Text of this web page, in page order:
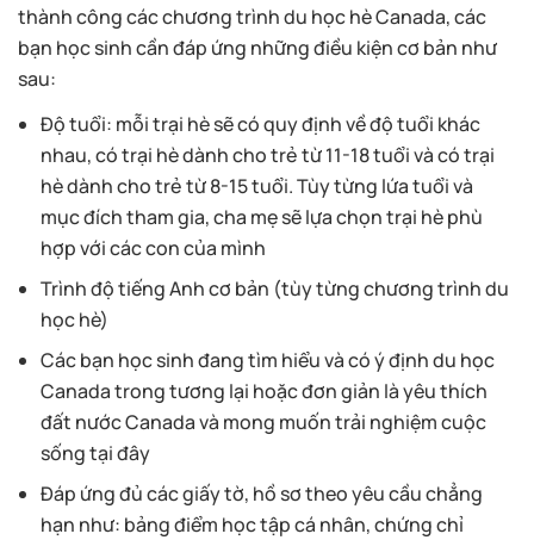
thành công các chương trình du học hè Canada, các
bạn học sinh cần đáp ứng những điều kiện cơ bản như
sau:
Độ tuổi: mỗi trại hè sẽ có quy định về độ tuổi khác
nhau, có trại hè dành cho trẻ từ 11-18 tuổi và có trại
hè dành cho trẻ từ 8-15 tuổi. Tùy từng lứa tuổi và
mục đích tham gia, cha mẹ sẽ lựa chọn trại hè phù
hợp với các con của mình
Trình độ tiếng Anh cơ bản (tùy từng chương trình du
học hè)
Các bạn học sinh đang tìm hiểu và có ý định du học
Canada trong tương lại hoặc đơn giản là yêu thích
đất nước Canada và mong muốn trải nghiệm cuộc
sống tại đây
Đáp ứng đủ các giấy tờ, hồ sơ theo yêu cầu chẳng
hạn như: bảng điểm học tập cá nhân, chứng chỉ